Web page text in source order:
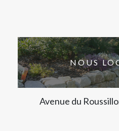
NOUS
Avenue du